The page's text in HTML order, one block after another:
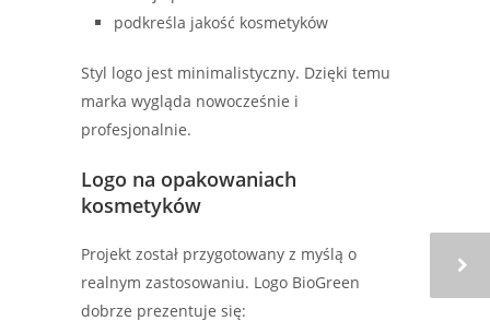
podkreśla jakość kosmetyków
Styl logo jest minimalistyczny. Dzięki temu
marka wygląda nowocześnie i
profesjonalnie.
Logo na opakowaniach
kosmetyków
Projekt został przygotowany z myślą o
realnym zastosowaniu. Logo BioGreen
dobrze prezentuje się: